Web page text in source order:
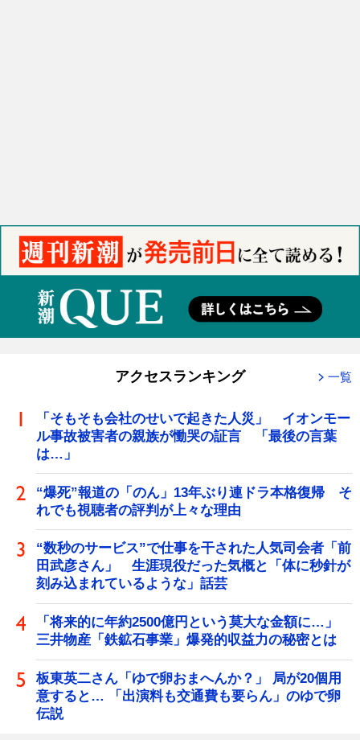
アクセスランキング 一覧
「そもそも会社のせいで起きた人災」 イオンモー
ル事故被害者の親族が慟哭の証言 「最後の言葉
は…」
“爆死”報道の「のん」13年ぶり連ドラ本格復帰 そ
れでも視聴者の評判が上々な理由
“数秒のサービス”で仕事を干された人気司会者「前
田武彦さん」 生涯現役だった気概と「体に秒針が
刻み込まれているような」話芸
「将来的に年約2500億円という莫大な金額に…」
三井物産「鉄鉱石事業」爆発的収益力の秘密とは
板東英二さん「ゆで卵おまへんか？」 局が20個用
意すると… 「出演料も交通費も要らん」のゆで卵
伝説